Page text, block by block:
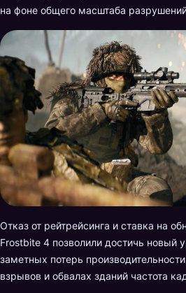
на фоне общего масштаба
Отказ от рейтрейсинга и ставка на
Frostbite 4 позволили достичь новый
заметных потерь
взрывов и обвалах зданий частота